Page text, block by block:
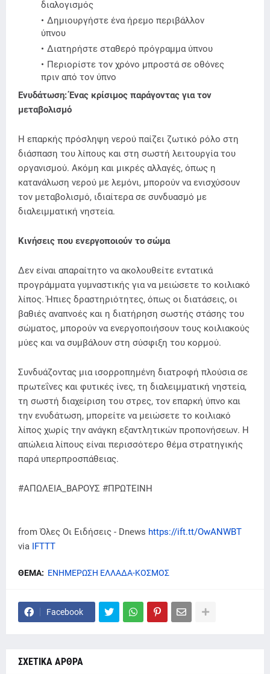
διαλογισμός
Δημιουργήστε ένα ήρεμο περιβάλλον
ύπνου
Διατηρήστε σταθερό πρόγραμμα ύπνου
Περιορίστε τον χρόνο μπροστά σε οθόνες
πριν από τον ύπνο
Ενυδάτωση: Ένας κρίσιμος παράγοντας για τον
μεταβολισμό
Η επαρκής πρόσληψη νερού παίζει ζωτικό ρόλο στη
διάσπαση του λίπους και στη σωστή λειτουργία του
οργανισμού. Ακόμη και μικρές αλλαγές, όπως η
κατανάλωση νερού με λεμόνι, μπορούν να ενισχύσουν
τον μεταβολισμό, ιδιαίτερα σε συνδυασμό με
διαλειμματική νηστεία.
Κινήσεις που ενεργοποιούν το σώμα
Δεν είναι απαραίτητο να ακολουθείτε εντατικά
προγράμματα γυμναστικής για να μειώσετε το κοιλιακό
λίπος. Ήπιες δραστηριότητες, όπως οι διατάσεις, οι
βαθιές αναπνοές και η διατήρηση σωστής στάσης του
σώματος, μπορούν να ενεργοποιήσουν τους κοιλιακούς
μύες και να συμβάλουν στη σύσφιξη του κορμού.
Συνδυάζοντας μια ισορροπημένη διατροφή πλούσια σε
πρωτεΐνες και φυτικές ίνες, τη διαλειμματική νηστεία,
τη σωστή διαχείριση του στρες, τον επαρκή ύπνο και
την ενυδάτωση, μπορείτε να μειώσετε το κοιλιακό
λίπος χωρίς την ανάγκη εξαντλητικών προπονήσεων. Η
απώλεια λίπους είναι περισσότερο θέμα στρατηγικής
παρά υπερπροσπάθειας.
#ΑΠΩΛΕΙΑ_ΒΑΡΟΥΣ #ΠΡΩΤΕΙΝΗ
from Όλες Οι Ειδήσεις - Dnews https://ift.tt/OwANWBT
via IFTTT
ΘΕΜΑ: ΕΝΗΜΕΡΩΣΗ ΕΛΛΑΔΑ-ΚΟΣΜΟΣ
Facebook
ΣΧΕΤΙΚΑ ΑΡΘΡΑ